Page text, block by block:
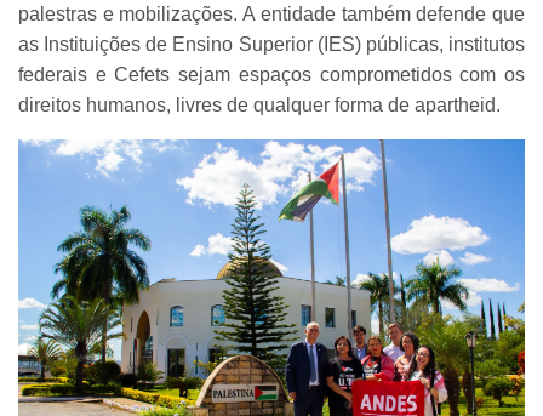
palestras e mobilizações. A entidade também defende que
as Instituições de Ensino Superior (IES) públicas, institutos
federais e Cefets sejam espaços comprometidos com os
direitos humanos, livres de qualquer forma de apartheid.